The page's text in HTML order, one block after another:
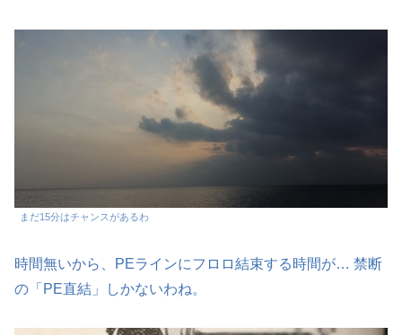
まだ15分はチャンスがあるわ
時間無いから、PEラインにフロロ結束する時間が… 禁断
の「PE直結」しかないわね。